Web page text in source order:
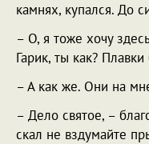
камнях, купался. До
– О, я тоже хочу
Гарик, ты как? Плавки
– А как же. Они на
– Дело святое, –
скал не вздумайте